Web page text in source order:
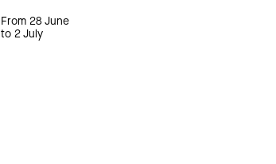
From 28 June
to 2 July